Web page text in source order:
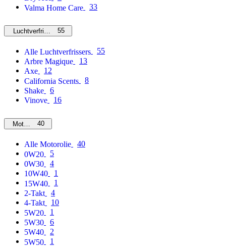
Valma Home Care
33
Luchtverfrissers55
Alle Luchtverfrissers
55
Arbre Magique
13
Axe
12
California Scents
8
Shake
6
Vinove
16
Motorolie40
Alle Motorolie
40
0W20
5
0W30
4
10W40
1
15W40
1
2-Takt
4
4-Takt
10
5W20
1
5W30
6
5W40
2
5W50
1